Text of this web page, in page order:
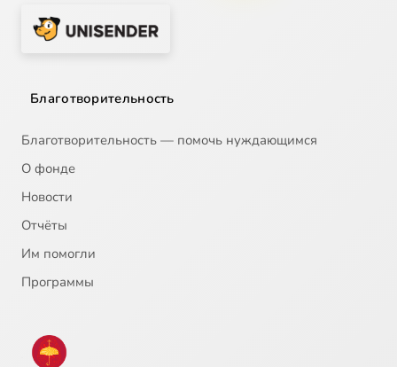
Благотворительность
Благотворительность — помочь нуждающимся
О фонде
Новости
Отчёты
Им помогли
Программы